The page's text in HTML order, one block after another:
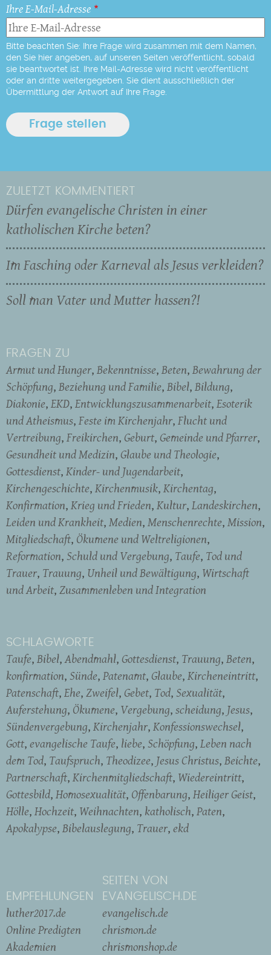
Ihre E-Mail-Adresse
Bitte beachten Sie: Ihre Frage wird zusammen mit dem Namen,
den Sie hier angeben, auf unseren Seiten veröffentlicht, sobald
sie beantwortet ist. Ihre Mail-Adresse wird nicht veröffentlicht
oder an dritte weitergegeben. Sie dient ausschließlich der
Übermittlung der Antwort auf Ihre Frage.
ZULETZT KOMMENTIERT
Dürfen evangelische Christen in einer
katholischen Kirche beten?
Im Fasching oder Karneval als Jesus verkleiden?
Soll man Vater und Mutter hassen?!
FRAGEN ZU
Armut und Hunger Bekenntnisse Beten Bewahrung der
Schöpfung Beziehung und Familie Bibel Bildung
Diakonie EKD Entwicklungszusammenarbeit Esoterik
und Atheismus Feste im Kirchenjahr Flucht und
Vertreibung Freikirchen Geburt Gemeinde und Pfarrer
Gesundheit und Medizin Glaube und Theologie
Gottesdienst Kinder- und Jugendarbeit
Kirchengeschichte Kirchenmusik Kirchentag
Konfirmation Krieg und Frieden Kultur Landeskirchen
Leiden und Krankheit Medien Menschenrechte Mission
Mitgliedschaft Ökumene und Weltreligionen
Reformation Schuld und Vergebung Taufe Tod und
Trauer Trauung Unheil und Bewältigung Wirtschaft
und Arbeit Zusammenleben und Integration
SCHLAGWORTE
Taufe Bibel Abendmahl Gottesdienst Trauung Beten
konfirmation Sünde Patenamt Glaube Kircheneintritt
Patenschaft Ehe Zweifel Gebet Tod Sexualität
Auferstehung Ökumene Vergebung scheidung Jesus
Sündenvergebung Kirchenjahr Konfessionswechsel
Gott evangelische Taufe liebe Schöpfung Leben nach
dem Tod Taufspruch Theodizee Jesus Christus Beichte
Partnerschaft Kirchenmitgliedschaft Wiedereintritt
Gottesbild Homosexualität Offenbarung Heiliger Geist
Hölle Hochzeit Weihnachten katholisch Paten
Apokalypse Bibelauslegung Trauer ekd
EMPFEHLUNGEN
luther2017.de
Online Predigten
Akademien
SEITEN VON
EVANGELISCH.DE
evangelisch.de
chrismon.de
chrismonshop.de